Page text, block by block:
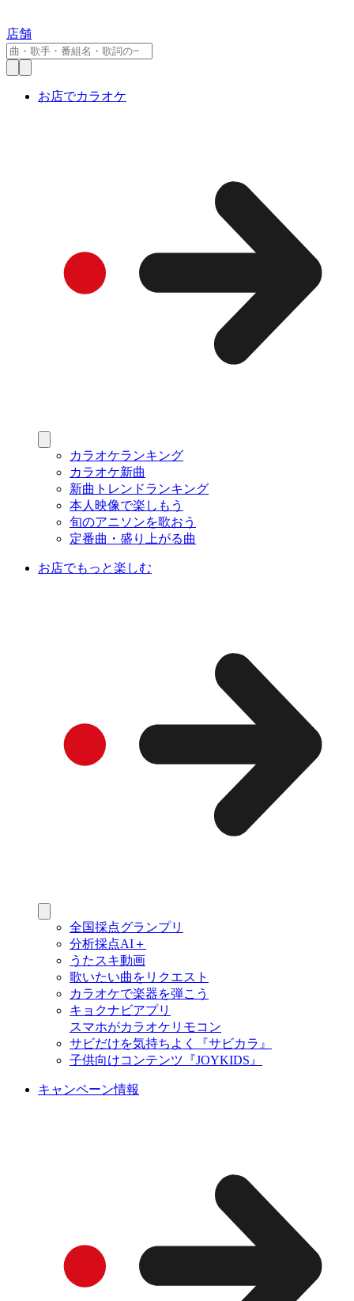
店舗
お店でカラオケ
カラオケランキング
カラオケ新曲
新曲トレンドランキング
本人映像で楽しもう
旬のアニソンを歌おう
定番曲・盛り上がる曲
お店でもっと楽しむ
全国採点グランプリ
分析採点AI＋
うたスキ動画
歌いたい曲をリクエスト
カラオケで楽器を弾こう
キョクナビアプリ
スマホがカラオケリモコン
サビだけを気持ちよく『サビカラ』
子供向けコンテンツ『JOYKIDS』
キャンペーン情報